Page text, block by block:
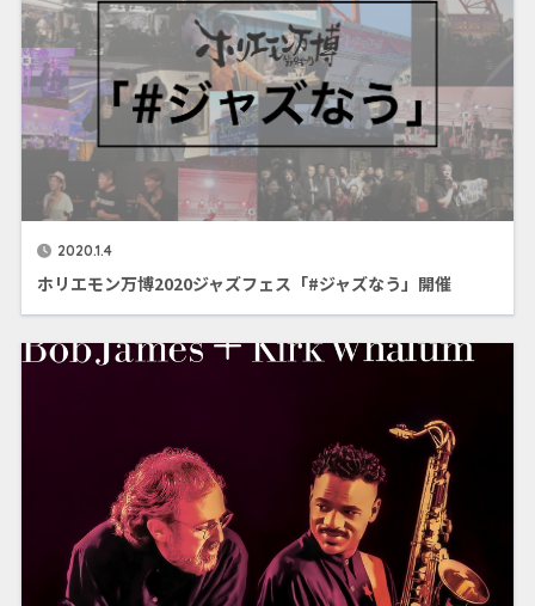
2020.1.4
ホリエモン万博2020ジャズフェス「#ジャズなう」開催